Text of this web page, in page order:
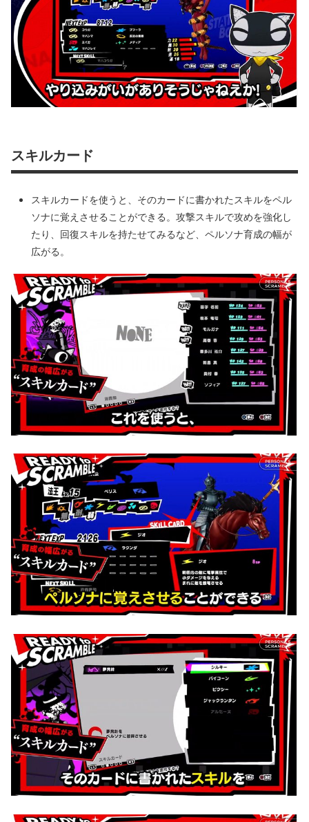
スキルカード
スキルカードを使うと、そのカードに書かれたスキルをペル
ソナに覚えさせることができる。攻撃スキルで攻めを強化し
たり、回復スキルを持たせてみるなど、ペルソナ育成の幅が
広がる。